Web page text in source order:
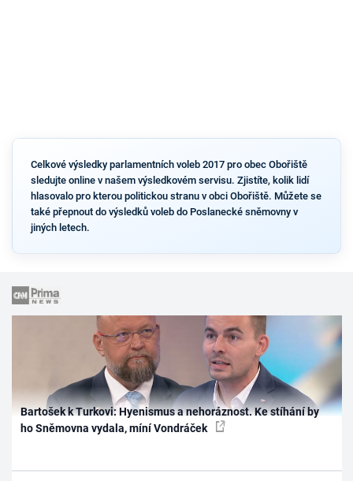
Celkové výsledky parlamentních voleb 2017 pro obec Obořiště
sledujte online v našem výsledkovém servisu. Zjistíte, kolik lidí
hlasovalo pro kterou politickou stranu v obci Obořiště. Můžete se
také přepnout do výsledků voleb do Poslanecké sněmovny v
jiných letech.
Bartošek k Turkovi: Hyenismus a nehoráznost. Ke stíhání by
ho Sněmovna vydala, míní Vondráček